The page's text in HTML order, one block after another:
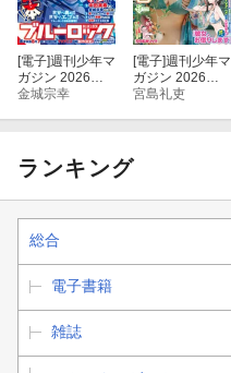
[電子]週刊少年マ
ガジン 2026年2
9号[2026年6月1
金城宗幸
[電子]週刊少年マ
ガジン 2026年2
7号[2026年6月3
宮島礼吏
ランキング
総合
電子書籍
雑誌